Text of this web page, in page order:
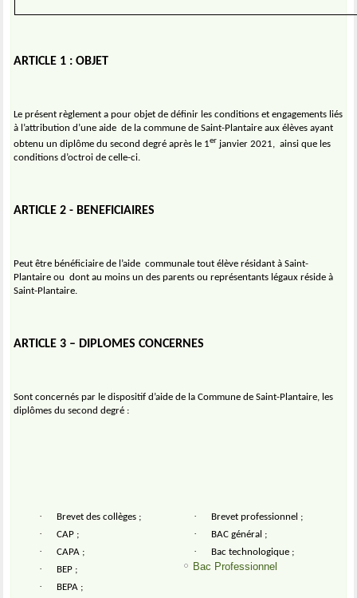
ARTICLE 1 : OBJET
Le présent règlement a pour objet de définir les conditions et engagements liés
à l’attribution d’une aide de la commune de Saint-Plantaire aux élèves ayant
obtenu un diplôme du second degré après le 1er janvier 2021,
ainsi que les
conditions d’octroi de celle-ci.
ARTICLE 2 - BENEFICIAIRES
Peut être bénéficiaire de l’aide communale tout élève résidant à Saint-
Plantaire ou dont au moins un des parents ou représentants légaux réside à
Saint-Plantaire.
ARTICLE 3 – DIPLOMES CONCERNES
Sont concernés par le dispositif d’aide de la Commune de Saint-Plantaire, les
diplômes du second degré :
· Brevet des collèges ;
· CAP ;
· CAPA ;
· BEP ;
· BEPA ;
· Brevet professionnel ;
· BAC général ;
· Bac technologique ;
Bac Professionnel